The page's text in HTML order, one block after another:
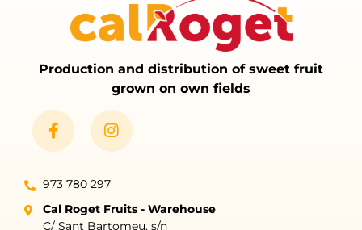
Production and distribution of sweet fruit
grown on own fields
973 780 297
Cal Roget Fruits - Warehouse
C/ Sant Bartomeu, s/n